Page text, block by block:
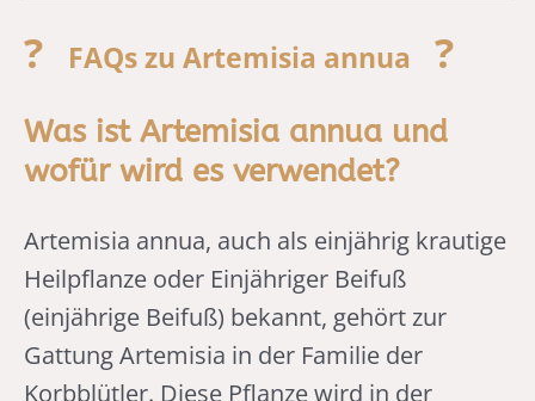
? FAQs zu Artemisia annua ?
Was ist Artemisia annua und
wofür wird es verwendet?
Artemisia annua, auch als einjährig krautige
Heilpflanze oder Einjähriger Beifuß
(einjährige Beifuß) bekannt, gehört zur
Gattung Artemisia in der Familie der
Korbblütler. Diese Pflanze wird in der